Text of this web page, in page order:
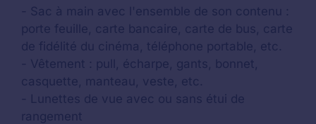
- Sac à main avec l'ensemble de son contenu :
porte feuille, carte bancaire, carte de bus, carte
de fidélité du cinéma, téléphone portable, etc.
- Vêtement : pull, écharpe, gants, bonnet,
casquette, manteau, veste, etc.
- Lunettes de vue avec ou sans étui de
rangement